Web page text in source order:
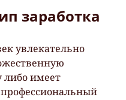
заработка
либо имеет